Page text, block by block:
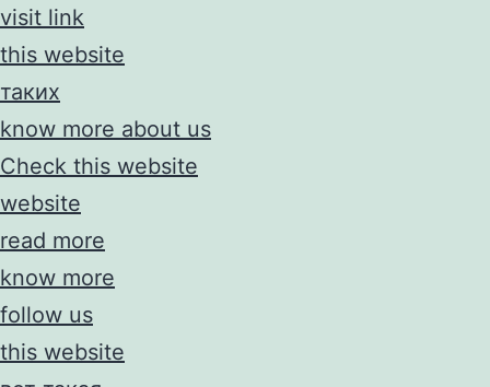
visit link
this website
таких
know more about us
Check this website
website
read more
know more
follow us
this website